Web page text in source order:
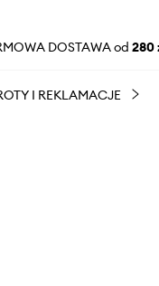
DOSTAWA od 280
I REKLAMACJE